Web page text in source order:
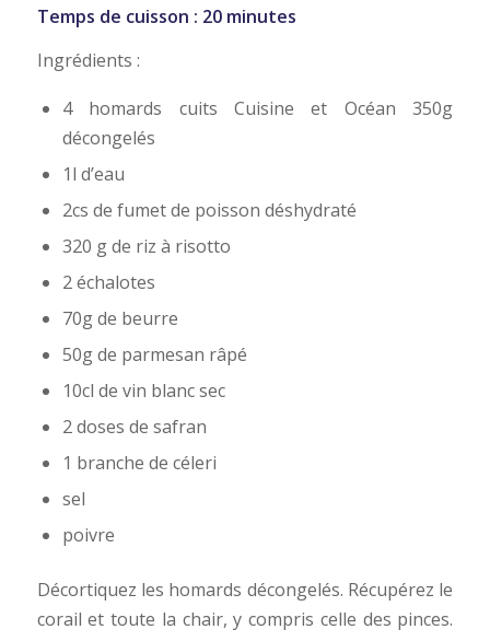
Temps de cuisson : 20 minutes
Ingrédients :
4 homards cuits Cuisine et Océan 350g
décongelés
1l d’eau
2cs de fumet de poisson déshydraté
320 g de riz à risotto
2 échalotes
70g de beurre
50g de parmesan râpé
10cl de vin blanc sec
2 doses de safran
1 branche de céleri
sel
poivre
Décortiquez les homards décongelés. Récupérez le
corail et toute la chair, y compris celle des pinces.